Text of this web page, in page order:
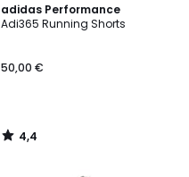
adidas Performance
Adi365 Running Shorts
50,00 €
4,4
/ 5
4,4
/